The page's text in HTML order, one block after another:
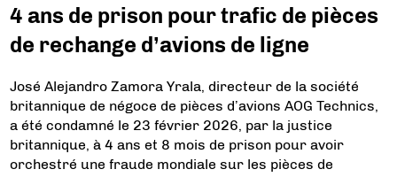
4 ans de prison pour trafic de pièces
de rechange d’avions de ligne
José Alejandro Zamora Yrala, directeur de la société
britannique de négoce de pièces d’avions AOG Technics,
a été condamné le 23 février 2026, par la justice
britannique, à 4 ans et 8 mois de prison pour avoir
orchestré une fraude mondiale sur les pièces de